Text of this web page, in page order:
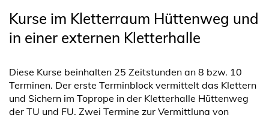
Kurse im Kletterraum Hüttenweg und
in einer externen Kletterhalle
Diese Kurse beinhalten 25 Zeitstunden an 8 bzw. 10
Terminen. Der erste Terminblock vermittelt das Klettern
und Sichern im Toprope in der Kletterhalle Hüttenweg
der TU und FU. Zwei Termine zur Vermittlung von